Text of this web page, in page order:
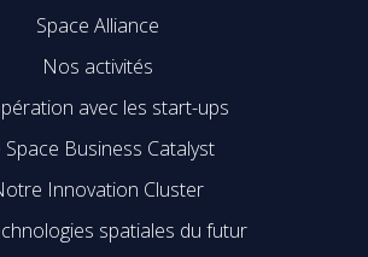
Space Alliance
Nos activités
avec les start-ups
Space Business Catalyst
Innovation Cluster
spatiales du futur